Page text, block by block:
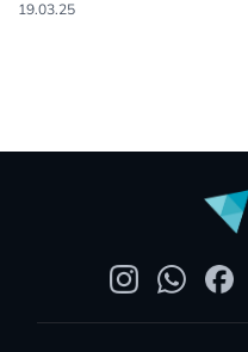
19.03.25